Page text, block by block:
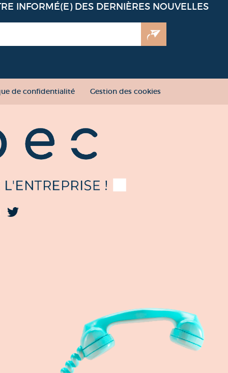
INFORMÉ(E) DES DERNIÈRES NOUVELLES
de confidentialité Gestion des cookies